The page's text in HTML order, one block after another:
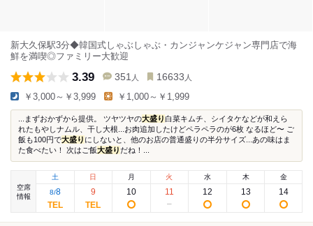
新大久保駅3分◆韓国式しゃぶしゃぶ・カンジャンケジャン専門店で海
鮮を満喫◎ファミリー大歓迎
3.39 351 人 16633 人
￥3,000～￥3,999 ￥1,000～￥1,999
...まずおかずから提供。 ツヤツヤの大盛り白菜キムチ、シイタケなどが和えら
れたもやしナムル、干し大根...お肉追加したけどペラペラのが6枚 なるほど〜 ご
飯も100円で大盛り にしないと、他のお店の普通盛りの半分サイズ...あの味はま
た食べたい！ 次はご飯大盛りだね！...
空席
情報
土
8/8
日
9
月
10
火
11
水
12
木
13
金
14